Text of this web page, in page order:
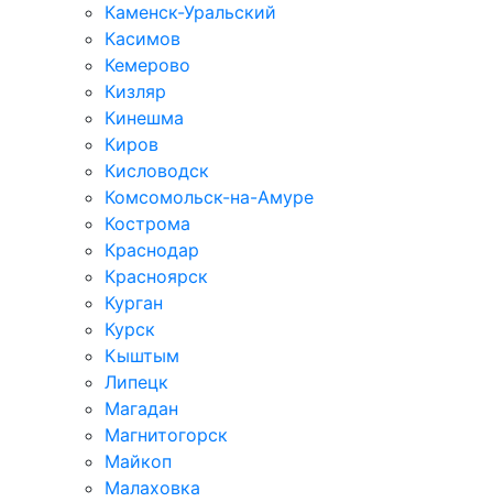
Каменск-Уральский
Касимов
Кемерово
Кизляр
Кинешма
Киров
Кисловодск
Комсомольск-на-Амуре
Кострома
Краснодар
Красноярск
Курган
Курск
Кыштым
Липецк
Магадан
Магнитогорск
Майкоп
Малаховка